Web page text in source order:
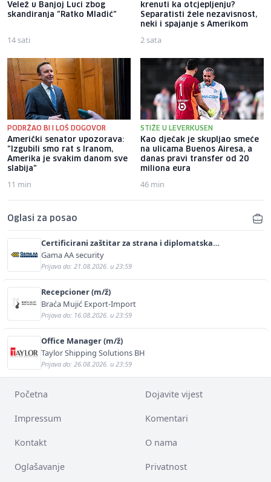
Velež u Banjoj Luci zbog
skandiranja "Ratko Mladić"
14 sati
krenuti ka otcjepljenju?
Separatisti žele nezavisnost,
neki i spajanje s Amerikom
2 sata
PODRŽAO BI I LOŠ DOGOVOR
Američki senator upozorava:
"Izgubili smo rat s Iranom,
Amerika je svakim danom sve
slabija"
11 min
STIŽE U LEVERKUSEN
Kao dječak je skupljao smeće
na ulicama Buenos Airesa, a
danas pravi transfer od 20
miliona eura
46 min
Oglasi za posao
Certificirani zaštitar za strana i diplomatska
predstavništva (m/ž)
Gama AA security
Prijava do: 21.08.2026. u 23:59
Recepcioner (m/ž)
Braća Mujić Export-Import
Prijava do: 16.08.2026. u 23:59
Office Manager (m/ž)
Taylor Shipping Solutions BH
Prijava do: 26.08.2026. u 23:59
Početna Dojavite vijest
Impressum Komentari
Kontakt O nama
Oglašavanje Privatnost